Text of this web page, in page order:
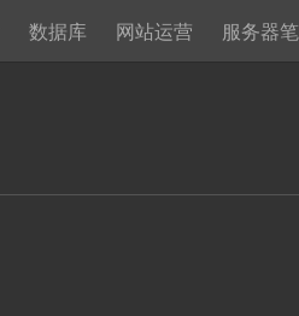
数据库 网站运营 服务器